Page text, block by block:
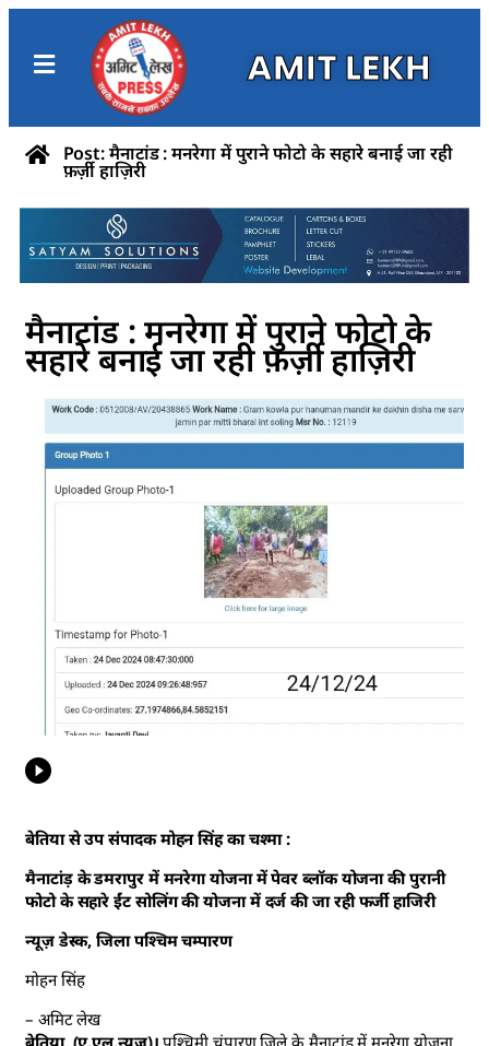
AMIT LEKH
Post: मैनाटांड : मनरेगा में पुराने फोटो के सहारे बनाई जा रही
फ़र्ज़ी हाज़िरी
मैनाटांड : मनरेगा में पुराने फोटो के
सहारे बनाई जा रही फ़र्ज़ी हाज़िरी
बेतिया से उप संपादक मोहन सिंह का चश्मा :
मैनाटांड़ के डमरापुर में मनरेगा योजना में पेवर ब्लॉक योजना की पुरानी
फोटो के सहारे ईंट सोलिंग की योजना में दर्ज की जा रही फर्जी हाजिरी
न्यूज़ डेस्क, जिला पश्चिम चम्पारण
मोहन सिंह
– अमिट लेख
बेतिया, (ए.एल.न्यूज़)। पश्चिमी चंपारण जिले के मैनाटांड़ में मनरेगा योजना